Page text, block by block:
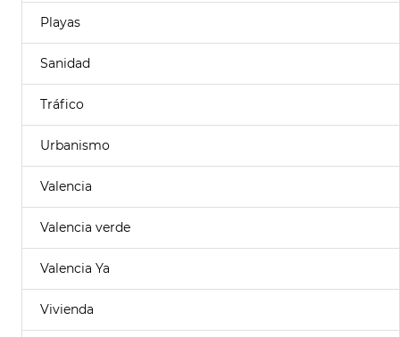
Playas
Sanidad
Tráfico
Urbanismo
Valencia
Valencia verde
Valencia Ya
Vivienda